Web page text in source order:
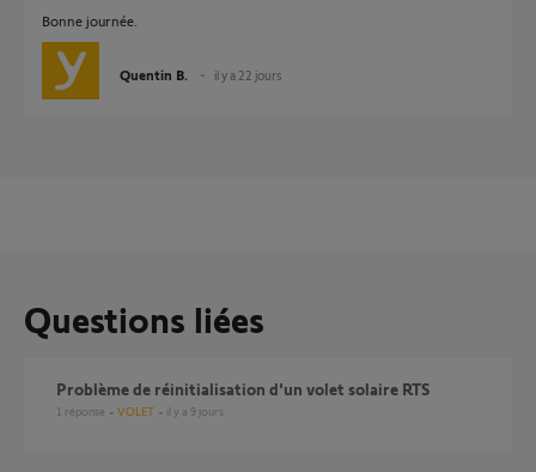
Bonne journée.
Quentin B. il y a 22 jours
Questions liées
Problème de réinitialisation d'un volet solaire RTS
1 réponse VOLET il y a 9 jours